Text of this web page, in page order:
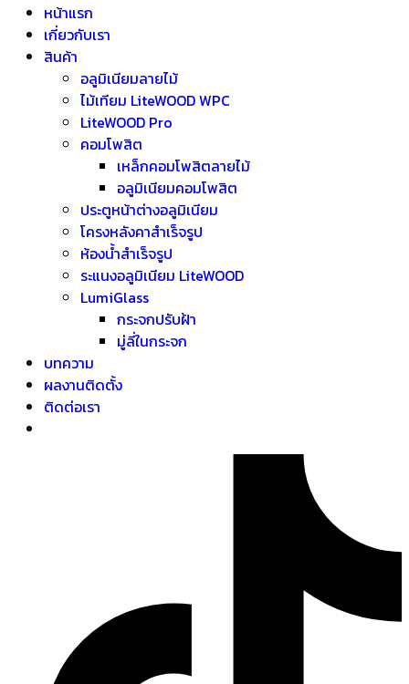
หน้าแรก
เกี่ยวกับเรา
สินค้า
อลูมิเนียมลายไม้
ไม้เทียม LiteWOOD WPC
LiteWOOD Pro
คอมโพสิต
เหล็กคอมโพสิตลายไม้
อลูมิเนียมคอมโพสิต
ประตูหน้าต่างอลูมิเนียม
โครงหลังคาสำเร็จรูป
ห้องน้ำสำเร็จรูป
ระแนงอลูมิเนียม LiteWOOD
LumiGlass
กระจกปรับฝ้า
มู่ลี่ในกระจก
บทความ
ผลงานติดตั้ง
ติดต่อเรา